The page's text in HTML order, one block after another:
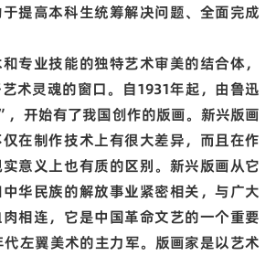
提高本科生统筹解决问题、全面完成
专业技能的独特艺术审美的结合体，
术灵魂的窗口。自1931年起，由鲁迅
开始有了我国创作的版画。新兴版画
在制作技术上有很大差异，而且在作
意义上也有质的区别。新兴版画从它
华民族的解放事业紧密相关，与广大
相连，它是中国革命文艺的一个重要
左翼美术的主力军。版画家是以艺术